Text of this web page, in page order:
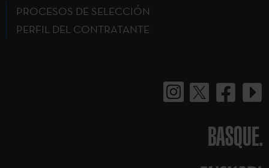
PROCESOS DE SELECCIÓN
PERFIL DEL CONTRATANTE
BASQUE.